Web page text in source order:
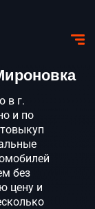
в г.
и по
без
цену и